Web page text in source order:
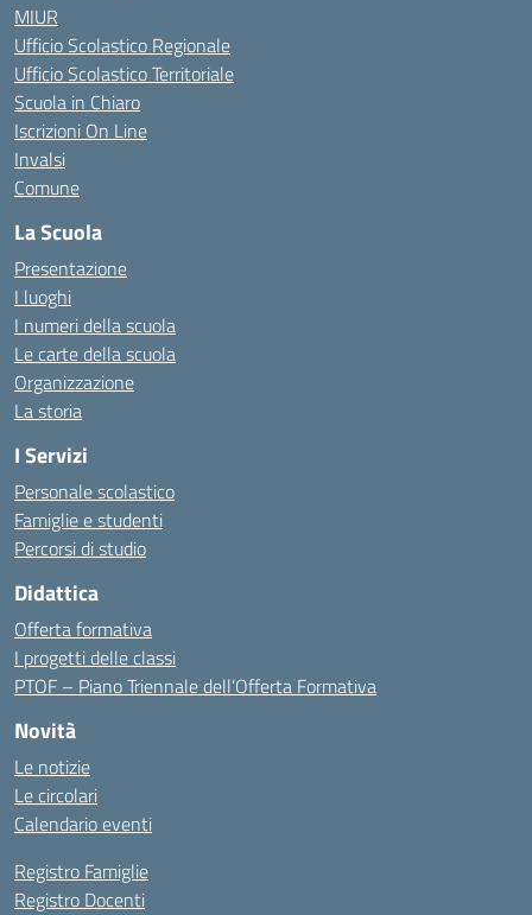
MIUR
Ufficio Scolastico Regionale
Ufficio Scolastico Territoriale
Scuola in Chiaro
Iscrizioni On Line
Invalsi
Comune
La Scuola
Presentazione
I luoghi
I numeri della scuola
Le carte della scuola
Organizzazione
La storia
I Servizi
Personale scolastico
Famiglie e studenti
Percorsi di studio
Didattica
Offerta formativa
I progetti delle classi
PTOF – Piano Triennale dell’Offerta Formativa
Novità
Le notizie
Le circolari
Calendario eventi
Registro Famiglie
Registro Docenti